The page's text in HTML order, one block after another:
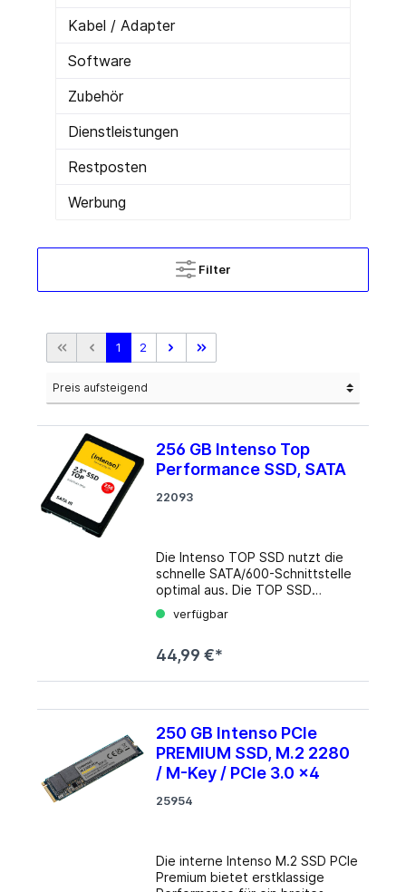
Kabel / Adapter
Software
Zubehör
Dienstleistungen
Restposten
Werbung
Filter
1 2
256 GB Intenso Top
Performance SSD, SATA
22093
Die Intenso TOP SSD nutzt die
schnelle SATA/600-Schnittstelle
optimal aus. Die TOP SSD
erreicht Datentransferraten von
bis zu 520 MB/s. Durch den
bieten Solid State Drives nicht
Zugriffszeiten. Details Bauform:
Solid State Drive (SSD)
Formfaktor: 2.5" Schnittstelle:
SATA 6Gb/s Lesen: 520MB/s
Schreiben: 500MB/s SLC-Cached
(Betrieb), keine Angabe
(Leerlauf), keine Angabe
verfügbar
44,99 €*
250 GB Intenso PCIe
PREMIUM SSD, M.2 2280
/ M-Key / PCIe 3.0 x4
25954
Die interne Intenso M.2 SSD PCIe
Premium bietet erstklassige